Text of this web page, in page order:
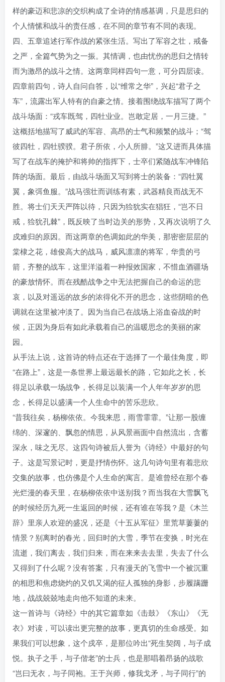
样的豪迈和悲凉的交织构成了全诗的情感基调，只是思归的
个人情愫和战斗的责任感，在不同的章节有不同的表现。
四、五章追述行军作战的紧张生活。写出了军容之壮，戒备
之严，全篇气势为之一振。其情调，也由忧伤的思归之情转
而为激昂的战斗之情。这两章同样四句一意，可分四层读。
四章前四句，诗人自问自答，以“维常之华”，兴起“君子之
车”，流露出军人特有的自豪之情。接着围绕战车描写了两个
战斗场面：“戎车既驾，四牡业业。岂敢定居，一月三捷。”
这概括地描写了威武的军容、高昂的士气和频繁的战斗；“驾
彼四牡，四牡骙骙。君子所依，小人所腓。”这又进而具体描
写了在战车的掩护和将帅的指挥下，士卒们紧随战车冲锋陷
阵的场面。最后，由战斗场面又写到将士的装备：“四牡翼
翼，象弭鱼服。”战马强壮而训练有素，武器精良而战无不
胜。将士们天天严阵以待，只因为猃狁实在猖狂，“岂不日
戒，猃狁孔棘”，既反映了当时边关的形势，又再次说明了久
戍难归的原因。而这两章的色调如此的华美，那密密层层的
棠棣之花，雄俊高大的战马，威风凛凛的将军，华贵的弓
箭，齐整的战车，这里洋溢着一种报效国家，不惜血酒疆场
的豪放情怀。而在残酷战争之中无法把握自己的命运的悲
哀，以及对遥远的故乡的浓得化不开的思念，这些阴暗的色
调就在这里被冲淡了。因为当自己在战场上浴血奋战的时
候，正因为身后有如此承载着自己的温暖思念的美丽的家
园。
从手法上说，这首诗的特点还在于选择了一个最佳角度，即
“在路上”，这是一条世界上最远最长的路，它如此之长，长
得足以承载一场战争，长得足以装满一个人年年岁岁的思
念，长得足以盛满一个人生命中的苦乐悲欣。
“昔我往矣，杨柳依依。今我来思，雨雪霏霏。”让那一股缠
绵的、深邃的、飘忽的情思，从风景画面中自然流出，含蓄
深永，味之无尽。这四句诗被后人誉为《诗经》中最好的句
子。这是写景记时，更是抒情伤怀。这几句诗句里有着悲欣
交集的故事，也仿佛是个人生命的寓言。是谁曾经在那个春
光烂漫的春天里，在杨柳依依中送别我？而当我在大雪飘飞
的时候经历九死一生返回的时候，还有谁在等我？是《木兰
辞》里亲人欢迎的盛况，还是《十五从军征》里荒草萋萋的
情景？别离时的春光，回归时的大雪，季节在变换，时光在
流逝，我们离去，我们归来，而在来来去去里，失去了什么
又得到了什么呢？没有答案，只有漫天的飞雪中一个被沉重
的相思和焦虑烧灼的又饥又渴的征人孤独的身影，步履蹒跚
地，战战兢兢地走向他不知道的未来。
这一首诗与《诗经》中的其它篇章如《击鼓》《东山》《无
衣》对读，可以读出更完整的故事，更真切的生命感受。如
果我们可以想象，这个戍卒，是那位吟出“死生契阔，与子成
悦。执子之手，与子偕老”的士兵，也是那唱着昂扬的战歌
“岂曰无衣，与子同袍。王于兴师，修我戈矛，与子同行”的